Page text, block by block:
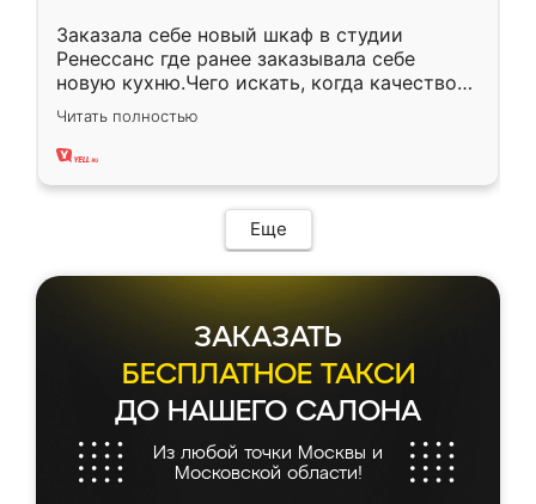
Заказала себе новый шкаф в студии
Ренессанс где ранее заказывала себе
новую кухню.Чего искать, когда качеством
вполне довольна. Служит кухня уже почти
два года, нареканий нет.
Читать полностью
Еще
ЗАКАЗАТЬ
БЕСПЛАТНОЕ ТАКСИ
ДО НАШЕГО САЛОНА
Из любой точки Москвы и
Московской области!